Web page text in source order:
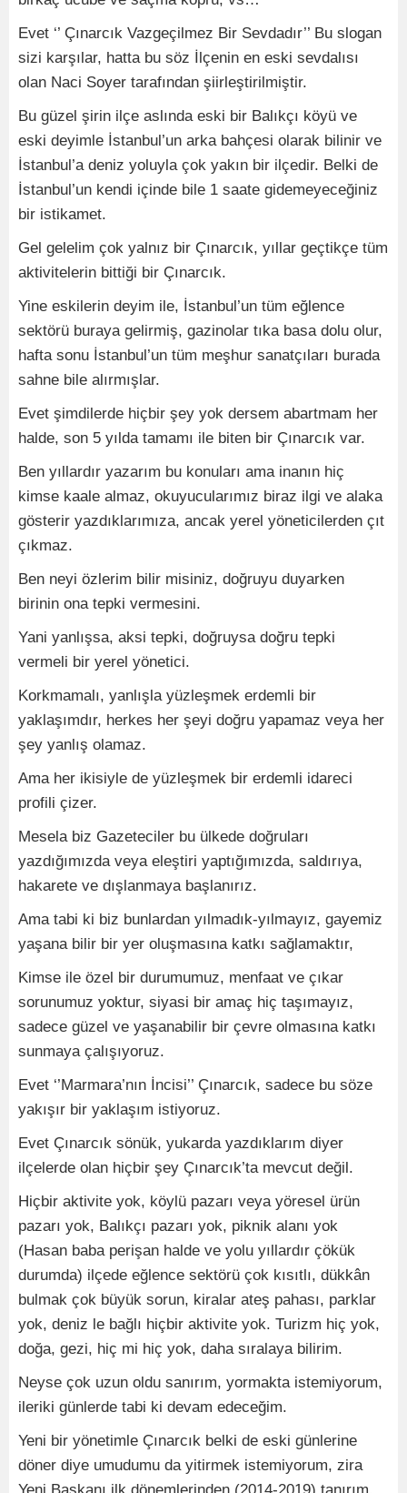
Evet ‘’ Çınarcık Vazgeçilmez Bir Sevdadır’’ Bu slogan
sizi karşılar, hatta bu söz İlçenin en eski sevdalısı
olan Naci Soyer tarafından şiirleştirilmiştir.
Bu güzel şirin ilçe aslında eski bir Balıkçı köyü ve
eski deyimle İstanbul’un arka bahçesi olarak bilinir ve
İstanbul’a deniz yoluyla çok yakın bir ilçedir. Belki de
İstanbul’un kendi içinde bile 1 saate gidemeyeceğiniz
bir istikamet.
Gel gelelim çok yalnız bir Çınarcık, yıllar geçtikçe tüm
aktivitelerin bittiği bir Çınarcık.
Yine eskilerin deyim ile, İstanbul’un tüm eğlence
sektörü buraya gelirmiş, gazinolar tıka basa dolu olur,
hafta sonu İstanbul’un tüm meşhur sanatçıları burada
sahne bile alırmışlar.
Evet şimdilerde hiçbir şey yok dersem abartmam her
halde, son 5 yılda tamamı ile biten bir Çınarcık var.
Ben yıllardır yazarım bu konuları ama inanın hiç
kimse kaale almaz, okuyucularımız biraz ilgi ve alaka
gösterir yazdıklarımıza, ancak yerel yöneticilerden çıt
çıkmaz.
Ben neyi özlerim bilir misiniz, doğruyu duyarken
birinin ona tepki vermesini.
Yani yanlışsa, aksi tepki, doğruysa doğru tepki
vermeli bir yerel yönetici.
Korkmamalı, yanlışla yüzleşmek erdemli bir
yaklaşımdır, herkes her şeyi doğru yapamaz veya her
şey yanlış olamaz.
Ama her ikisiyle de yüzleşmek bir erdemli idareci
profili çizer.
Mesela biz Gazeteciler bu ülkede doğruları
yazdığımızda veya eleştiri yaptığımızda, saldırıya,
hakarete ve dışlanmaya başlanırız.
Ama tabi ki biz bunlardan yılmadık-yılmayız, gayemiz
yaşana bilir bir yer oluşmasına katkı sağlamaktır,
Kimse ile özel bir durumumuz, menfaat ve çıkar
sorunumuz yoktur, siyasi bir amaç hiç taşımayız,
sadece güzel ve yaşanabilir bir çevre olmasına katkı
sunmaya çalışıyoruz.
Evet ‘’Marmara’nın İncisi’’ Çınarcık, sadece bu söze
yakışır bir yaklaşım istiyoruz.
Evet Çınarcık sönük, yukarda yazdıklarım diyer
ilçelerde olan hiçbir şey Çınarcık’ta mevcut değil.
Hiçbir aktivite yok, köylü pazarı veya yöresel ürün
pazarı yok, Balıkçı pazarı yok, piknik alanı yok
(Hasan baba perişan halde ve yolu yıllardır çökük
durumda) ilçede eğlence sektörü çok kısıtlı, dükkân
bulmak çok büyük sorun, kiralar ateş pahası, parklar
yok, deniz le bağlı hiçbir aktivite yok. Turizm hiç yok,
doğa, gezi, hiç mi hiç yok, daha sıralaya bilirim.
Neyse çok uzun oldu sanırım, yormakta istemiyorum,
ileriki günlerde tabi ki devam edeceğim.
Yeni bir yönetimle Çınarcık belki de eski günlerine
döner diye umudumu da yitirmek istemiyorum, zira